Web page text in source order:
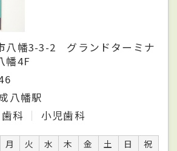
八幡3-3-2 グランドターミナ
幡4F
八幡駅
歯科 小児歯科
月 火 水 木 金 土 日
祝